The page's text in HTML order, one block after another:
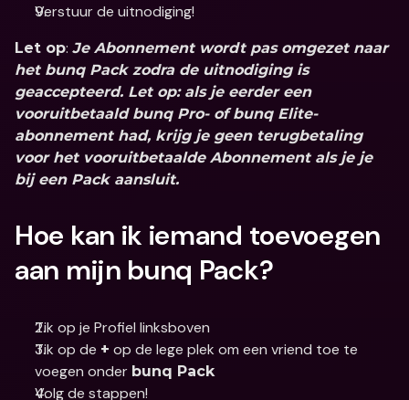
Verstuur de uitnodiging!
Let op: Je Abonnement wordt pas omgezet naar
het bunq Pack zodra de uitnodiging is
geaccepteerd. Let op: als je eerder een
vooruitbetaald bunq Pro- of bunq Elite-
abonnement had, krijg je geen terugbetaling
voor het vooruitbetaalde Abonnement als je je
bij een Pack aansluit.
Hoe kan ik iemand toevoegen
aan mijn bunq Pack?
Tik op je Profiel linksboven
Tik op de + op de lege plek om een vriend toe te
voegen onder bunq Pack
Volg de stappen!